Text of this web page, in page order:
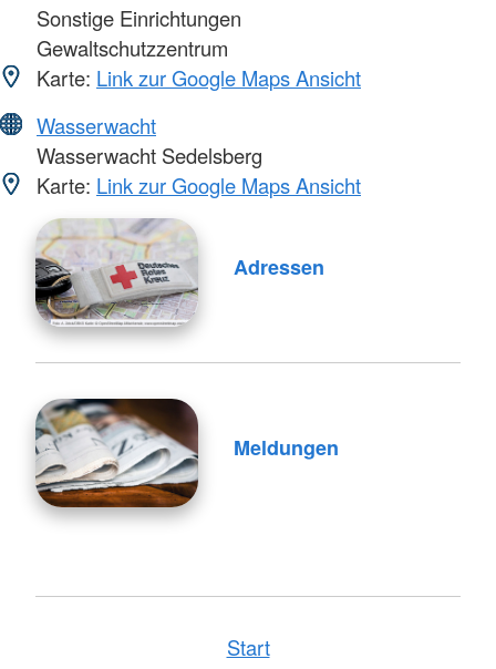
Sonstige Einrichtungen
Gewaltschutzzentrum
Karte: Link zur Google Maps Ansicht
Wasserwacht
Wasserwacht Sedelsberg
Karte: Link zur Google Maps Ansicht
Adressen
Meldungen
Start